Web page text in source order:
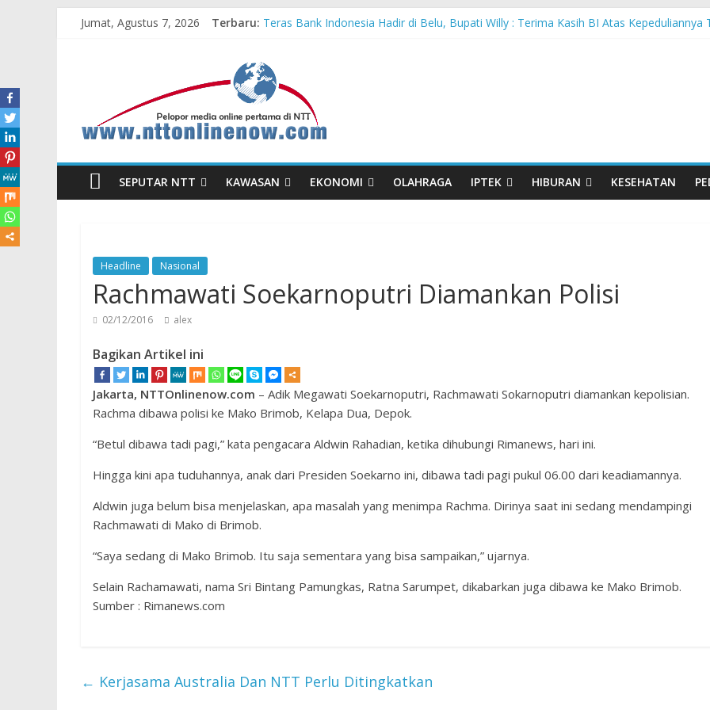
Jumat, Agustus 7, 2026 Terbaru: Teras Bank Indonesia Hadir di Belu, Bupati Willy : Terima Kasih BI Atas Kepeduliannya
Cahaya Kemerdekaan di Nonotbatan: Listrik Masuk Desa, PLN Edukasi Keselamatan
Honda AT Family Day Semarakkan 11 Kota di Jawa Timur
SEPUTAR NTT KAWASAN EKONOMI OLAHRAGA IPTEK HIBURAN KESEHATAN
Headline Nasional
Rachmawati Soekarnoputri Diamankan Polisi
02/12/2016 alex
Bagikan Artikel ini
Jakarta, NTTOnlinenow.com – Adik Megawati Soekarnoputri, Rachmawati Sokarnoputri diamankan kepolisian.
Rachma dibawa polisi ke Mako Brimob, Kelapa Dua, Depok.
“Betul dibawa tadi pagi,” kata pengacara Aldwin Rahadian, ketika dihubungi Rimanews, hari ini.
Hingga kini apa tuduhannya, anak dari Presiden Soekarno ini, dibawa tadi pagi pukul 06.00 dari keadiamannya.
Aldwin juga belum bisa menjelaskan, apa masalah yang menimpa Rachma. Dirinya saat ini sedang mendampingi
Rachmawati di Mako di Brimob.
“Saya sedang di Mako Brimob. Itu saja sementara yang bisa sampaikan,” ujarnya.
Selain Rachamawati, nama Sri Bintang Pamungkas, Ratna Sarumpet, dikabarkan juga dibawa ke Mako Brimob.
Sumber : Rimanews.com
← Kerjasama Australia Dan NTT Perlu Ditingkatkan